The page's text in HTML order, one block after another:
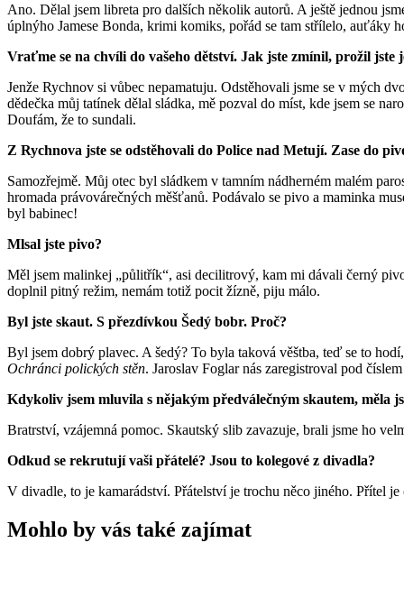
Ano. Dělal jsem libreta pro dalších několik autorů. A ještě jednou
úplnýho Jamese Bonda, krimi komiks, pořád se tam střílelo,
Vraťme se na chvíli do vašeho dětství. Jak jste zmínil, prožil
Jenže Rychnov si vůbec nepamatuju. Odstěhovali jsme se v mých
dědečka můj tatínek dělal sládka, mě pozval do míst, kde jsem se
Doufám, že to sundali.
Z Rychnova jste se odstěhovali do Police nad Metují. Zase do
Samozřejmě. Můj otec byl sládkem v tamním nádherném malém
hromada právovárečných měšťanů. Podávalo se pivo a maminka
byl babinec!
Mlsal jste pivo?
Měl jsem malinkej „půlitřík“, asi decilitrový, kam mi dávali černý
doplnil pitný režim, nemám totiž pocit žízně, piju málo.
Byl jste skaut. S přezdívkou Šedý bobr. Proč?
Byl jsem dobrý plavec. A šedý? To byla taková věštba, teď se to
Ochránci polických stěn. Jaroslav Foglar nás zaregistroval pod
Kdykoliv jsem mluvila s nějakým předválečným skautem, měla
Bratrství, vzájemná pomoc. Skautský slib zavazuje, brali jsme ho
Odkud se rekrutují vaši přátelé? Jsou to kolegové z divadla?
V divadle, to je kamarádství. Přátelství je trochu něco jiného. Přítel
Mohlo by vás také zajímat